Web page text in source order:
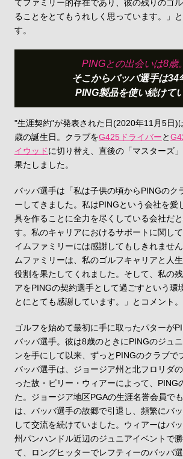
てファミリー的存在であり、彼の残りのゴ
ることをとてもうれしく思っています。」
す。
PINGとの出会いは8歳。
そこからバッバ選手は34
PING製品を使い続けて
"生涯契約"が発表された日(2020年11月5日)
歳の誕生日。クラブをG425ドライバーと
イウッドに切り替え、直後の「マスターズ
果たしました。
バッバ選手は「私は子供の頃からPINGのク
ーしてきました。私はPINGという会社を愛
具を作ることに全力を尽くしている会社だ
す。私のキャリアにおけるサポートに関し
イムファミリーには感謝してもしきれませ
ムファミリーは、私のゴルフキャリアと人
役割を果たしてくれました。そして、私の
アをPINGの契約選手として過ごすという環
とにとても感謝しています。」とコメント。
ゴルフを始めて最初に手に取ったパターが
バッバ選手。彼は8歳のときにPINGのジュ
ンを手にして以来、ずっとPINGのクラブで
バッバ選手は、ジョージア州と北フロリダ
った故・ビリー・ウィアーによって、PING
た。ジョージア地区PGAの生涯名誉会員で
は、バッバ選手の故郷で引退し、頻繁にバ
して交流を続けていました。ウィアーはバ
州パンハンドル近辺のジュニアイベントで
て、ロングヒッターでレフティーのバッバ